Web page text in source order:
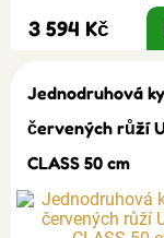
3 594 Kč
Jednodruhová
červených růží
CLASS 50 cm